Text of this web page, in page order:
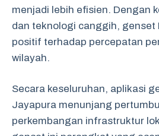
menjadi lebih efisien. Dengan
dan teknologi canggih, genset
positif terhadap percepatan
wilayah.
Secara keseluruhan, aplikasi
Jayapura menunjang
perkembangan infrastruktur